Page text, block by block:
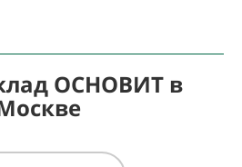
ОСНОВИТ в